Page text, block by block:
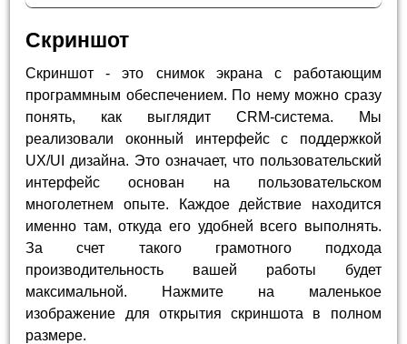
Скриншот
Скриншот - это снимок экрана с работающим
программным обеспечением. По нему можно сразу
понять, как выглядит CRM-система. Мы
реализовали оконный интерфейс с поддержкой
UX/UI дизайна. Это означает, что пользовательский
интерфейс основан на пользовательском
многолетнем опыте. Каждое действие находится
именно там, откуда его удобней всего выполнять.
За счет такого грамотного подхода
производительность вашей работы будет
максимальной. Нажмите на маленькое
изображение для открытия скриншота в полном
размере.